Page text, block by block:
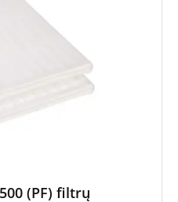
(PF) filtrų